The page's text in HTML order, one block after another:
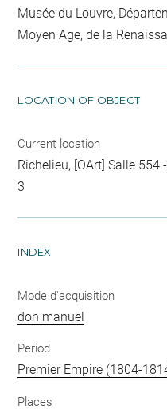
Musée du Louvre,
Moyen Age, de la
LOCATION OF OBJECT
Current location
Richelieu, [OArt] Salle
3
INDEX
Mode d'acquisition
don manuel
Period
Premier Empire (1804-
Places